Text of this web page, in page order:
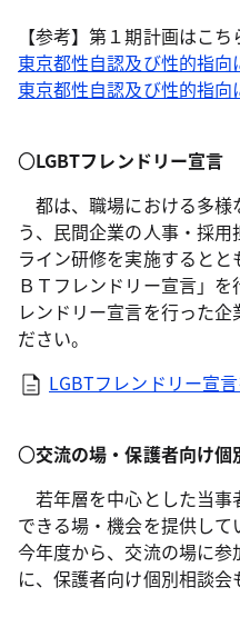
【参考】第１期計画はこち
東京都性自認及び性的指向
東京都性自認及び性的指向
〇LGBTフレンドリー宣言
都は、職場における多様
う、民間企業の人事・採
ライン研修を実施すると
ＢＴフレンドリー宣言」
レンドリー宣言を行った
ださい。
LGBTフレンドリー宣
〇交流の場・保護者向け個
若年層を中心とした当
できる場・機会を提供して
今年度から、交流の場に
に、保護者向け個別相談会